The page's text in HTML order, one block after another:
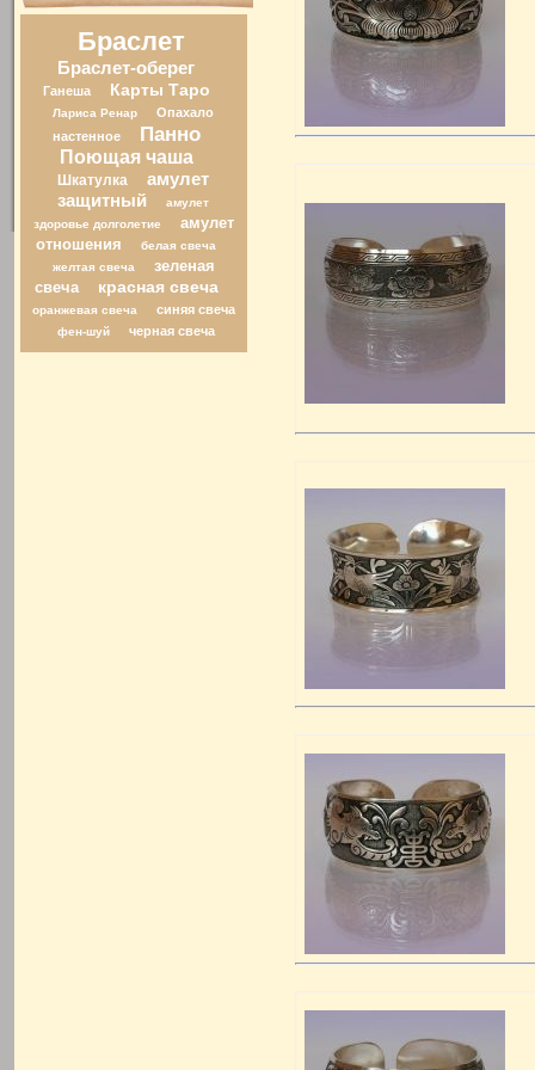
Браслет
Браслет-оберег
Ганеша Карты Таро
Лариса Ренар
Опахало
настенное
Панно
Поющая чаша
Шкатулка
амулет
защитный
амулет
здоровье долголетие
амулет
отношения
белая свеча
желтая свеча
зеленая
свеча
красная свеча
оранжевая свеча синяя свеча
фен-шуй черная свеча